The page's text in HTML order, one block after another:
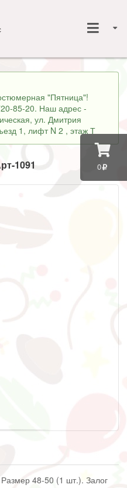
0
"Пятница"!
85-20. Наш адрес -
ул. Дмитрия
1, лифт N 2 , этаж Т
1091
48-50 (1 шт.). Залог